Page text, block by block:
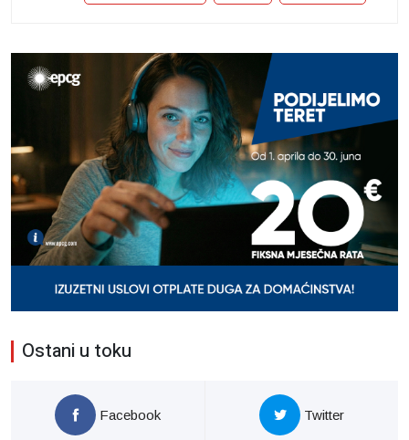
Ostani u toku
Facebook Twitter